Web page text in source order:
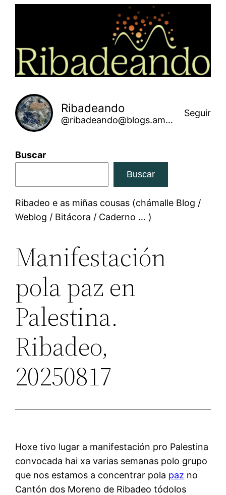
Ribadeando
@ribadeando@blogs.amarinha.gal
Seguir
Buscar
Buscar
Ribadeo e as miñas cousas (chámalle Blog /
Weblog / Bitácora / Caderno … )
Manifestación
pola paz en
Palestina.
Ribadeo,
20250817
Hoxe tivo lugar a manifestación pro Palestina
convocada hai xa varias semanas polo grupo
que nos estamos a concentrar pola paz no
Cantón dos Moreno de Ribadeo tódolos